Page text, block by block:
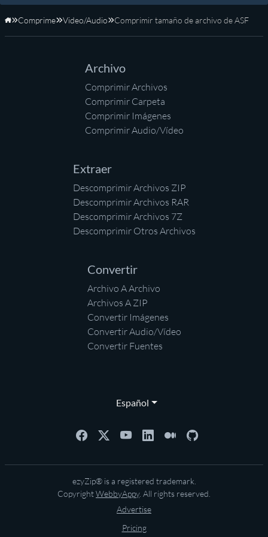
Inicio
Comprime Video/Audio Comprimir tamaño de archivo de ASF
Archivo
Comprimir Archivos
Comprimir Carpeta
Comprimir Imágenes
Comprimir Audio/Vídeo
Extraer
Descomprimir Archivos ZIP
Descomprimir Archivos RAR
Descomprimir Archivos 7Z
Descomprimir Otros Archivos
Convertir
Archivo A Archivo
Archivos A ZIP
Convertir Imágenes
Convertir Audio/Vídeo
Convertir Fuentes
Español
ezyZip® is a registered trademark.
CopyrightWebbyAppy. All rights reserved.
Advertise
Pricing